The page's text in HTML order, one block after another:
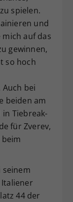
spielen.
und
auf das
gewinnen,
so hoch
bei
beiden am
in Tiebreak-
für Zverev,
seinem
44 der